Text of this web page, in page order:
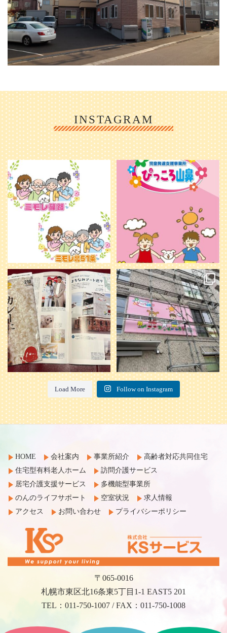
INSTAGRAM
利用者様やご家族の皆さまに、親し
みや温かさが伝わるようなデザイン
を目指し、ミモレのイラストを新し
く作...
20 0
＼ 2026年6月1日 OPEN ／
...
25 0
本日発売のオトンvol.210号に掲載さ
れました！...
28
『ぴっころ山鼻』オープンに向けて
準備が着々と進んでいます。
皆さんお楽しみに〜
...
26 0
Load More Follow on Instagram
HOME 会社案内 事業所紹介
高齢者対応共同住宅
住宅型有料老人ホーム
訪問介護サービス
居宅介護支援サービス
多機能型事業所
のんのライフサポート
空室状況
求人情報
アクセス
お問い合わせ プライバシーポリシー
〒065-0016
札幌市東区北16条東5丁目1-1 EAST5 201
TEL：011-750-1007 / FAX：011-750-1008